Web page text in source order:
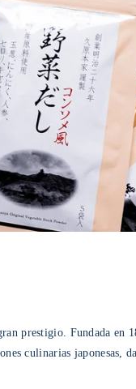
prestigio. Fundada en
culinarias japonesas,